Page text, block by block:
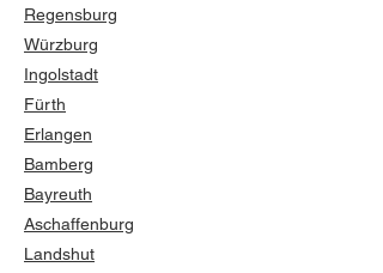
Regensburg
Würzburg
Ingolstadt
Fürth
Erlangen
Bamberg
Bayreuth
Aschaffenburg
Landshut